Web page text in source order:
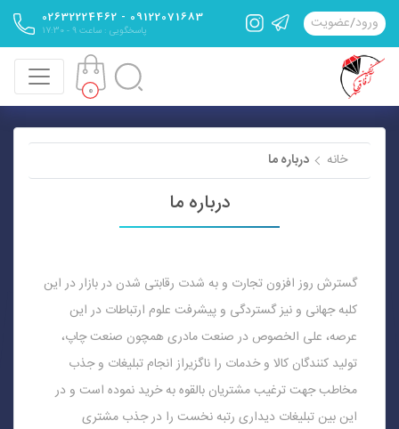
ورود/عضویت 09122071683 - 02632224462
پاسخگویی : ساعت 9 - 17:30
0
خانه درباره ما
درباره ما
گسترش روز افزون تجارت و به شدت رقابتی شدن در بازار در این
کلبه جهانی و نیز گستردگی و پیشرفت علوم ارتباطات در این
عرصه، علی الخصوص در صنعت مادری همچون صنعت چاپ،
تولید کنندگان کالا و خدمات را ناگزیراز انجام تبلیغات و جذب
مخاطب جهت ترغیب مشتریان بالقوه به خرید نموده است و در
این بین تبلیغات دیداری رتبه نخست را در جذب مشتری